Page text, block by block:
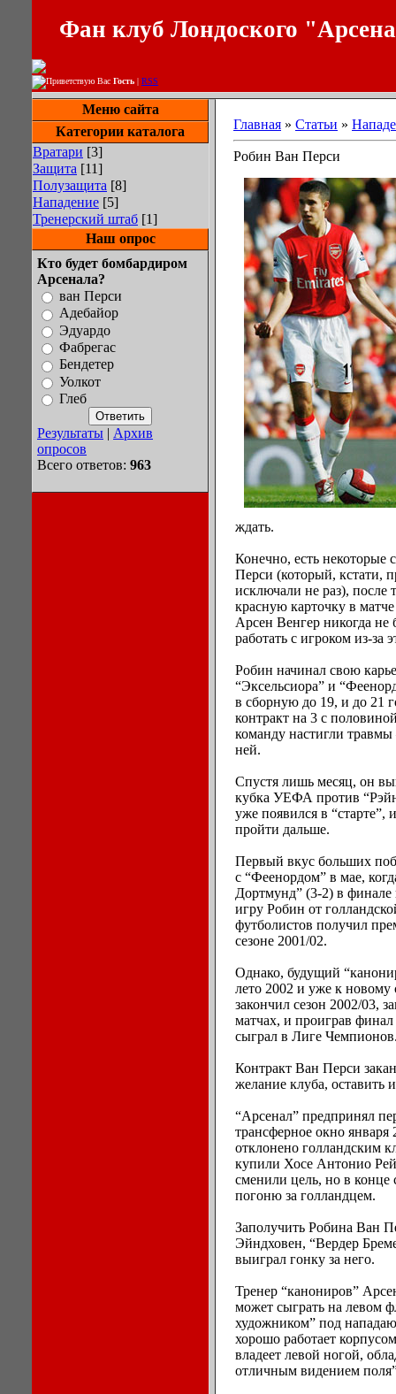
Фан клуб Лондоского
Приветствую Вас Гость | RSS
Меню сайта
Категории каталога
Вратари [3]
Защита [11]
Полузащита [8]
Нападение [5]
Тренерский штаб [1]
Наш опрос
Кто будет бомбардиром
Арсенала?
ван Перси
Адебайор
Эдуардо
Фабрегас
Бендетер
Уолкот
Глеб
Результаты | Архив
опросов
Всего ответов: 963
Главная » Статьи »
Робин Ван Перси
ждать.
Конечно, есть некоторые
Перси (который, кстати,
исключали не раз), после
красную карточку в
Арсен Венгер никогда не
работать с игроком из-за
Робин начинал свою
“Эксельсиора” и
в сборную до 19, и до 21
контракт на 3 с
команду настигли травмы
ней.
Спустя лишь месяц, он
кубка УЕФА против
уже появился в “старте”,
пройти дальше.
Первый вкус больших
с “Феенордом” в мае,
Дортмунд” (3-2) в
игру Робин от
футболистов получил
сезоне 2001/02.
Однако, будущий
лето 2002 и уже к новому
закончил сезон 2002/03,
матчах, и проиграв
сыграл в Лиге
Контракт Ван Перси
желание клуба, оставить
“Арсенал” предпринял
трансферное окно
отклонено голландским
купили Хосе Антонио
сменили цель, но в конце
погоню за голландцем.
Заполучить Робина Ван
Эйндховен, “Вердер
выиграл гонку за него.
Тренер “канониров”
может сыграть на левом
художником” под
хорошо работает
владеет левой ногой,
отличным видением